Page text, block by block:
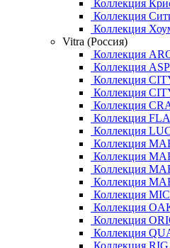
Коллекция
Коллекция
Коллекция
Vitra (Россия)
Коллекция
Коллекция
Коллекция
Коллекция
Коллекция
Коллекция
Коллекция
Коллекция
Коллекция
Коллекция
Коллекция
Коллекция
Коллекция
Коллекция
Коллекция
Коллекция